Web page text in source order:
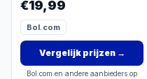
€19,99
Bol.com
Vergelijk prijzen→
Bol.com en andere aanbieders op